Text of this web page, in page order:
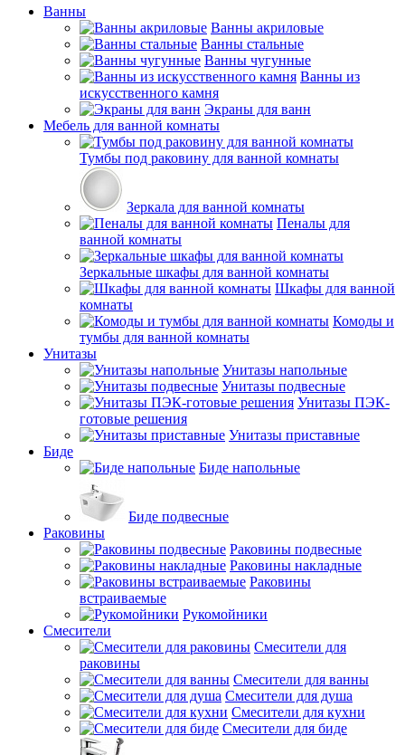
Ванны
Ванны акриловые
Ванны стальные
Ванны чугунные
Ванны из
искусственного камня
Экраны для ванн
Мебель для ванной комнаты
Тумбы под раковину для ванной комнаты
Зеркала для ванной комнаты
Пеналы для
ванной комнаты
Зеркальные шкафы для ванной комнаты
Шкафы для ванной
комнаты
Комоды и
тумбы для ванной комнаты
Унитазы
Унитазы напольные
Унитазы подвесные
Унитазы ПЭК-
готовые решения
Унитазы приставные
Биде
Биде напольные
Биде подвесные
Раковины
Раковины подвесные
Раковины накладные
Раковины
встраиваемые
Рукомойники
Смесители
Смесители для
раковины
Смесители для ванны
Смесители для душа
Смесители для кухни
Смесители для биде